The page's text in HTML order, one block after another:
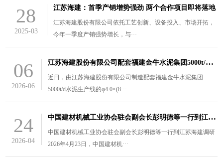
28
2025-03
江苏海建：首季产销增势强劲 两个合作项目即将落地
江苏海建股份有限公司依托工艺创新、设备投入、市场开拓，
今年一季度产销强势增长，与···
06
2026-06
江
苏海建股份有限公司配套福建金牛水泥集团5000t/d水泥生产线的￠4.0×（8.5+3）m风扫煤磨装车发货
近日，由江苏海建股份有限公司制造配套福建金牛水泥集团
5000t/d水泥生产线的φ4.0×(8···
24
2026-04
中
国建材机械工业协会驻会副会长彭明德等一行到江苏海建调研
中国建材机械工业协会驻会副会长彭明德等一行到江苏海建调研
2026年4月23日，中国建材机···